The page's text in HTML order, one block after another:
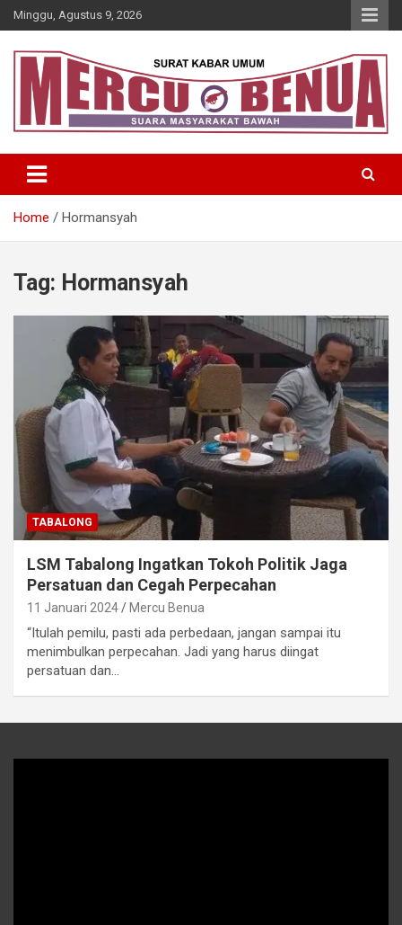
Skip
to
Minggu, Agustus 9, 2026
Mercu Benua
Home Hormansyah
Tag: Hormansyah
TABALONG
LSM Tabalong Ingatkan Tokoh Politik Jaga
Persatuan dan Cegah Perpecahan
11 Januari 2024 Mercu Benua
“Itulah pemilu, pasti ada perbedaan, jangan sampai itu
menimbulkan perpecahan. Jadi yang harus diingat
persatuan dan…